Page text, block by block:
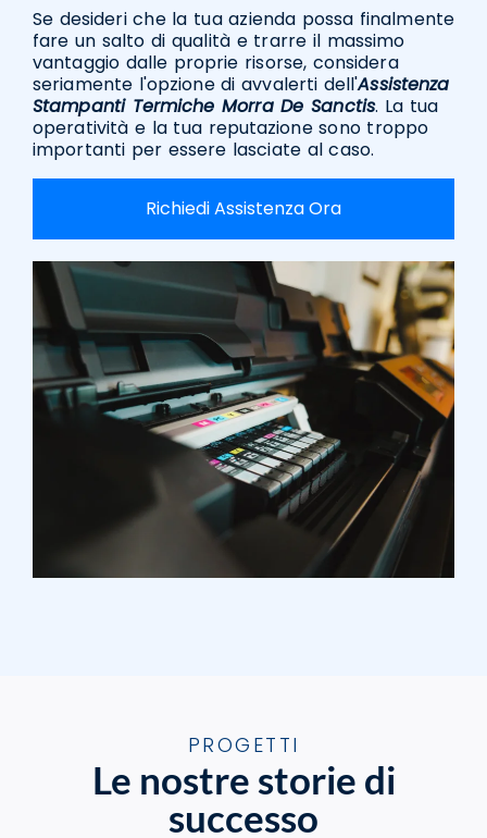
Se desideri che la tua azienda possa finalmente
fare un salto di qualità e trarre il massimo
vantaggio dalle proprie risorse, considera
seriamente l'opzione di avvalerti dell'Assistenza
Stampanti Termiche Morra De Sanctis. La tua
operatività e la tua reputazione sono troppo
importanti per essere lasciate al caso.
Richiedi Assistenza Ora
PROGETTI
Le nostre storie di
successo